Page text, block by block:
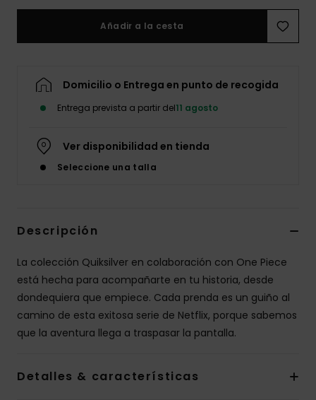
Añadir a la cesta
Domicilio o Entrega en punto de recogida
Entrega prevista a partir del11 agosto
Ver disponibilidad en tienda
Seleccione una talla
Descripción
La colección Quiksilver en colaboración con One Piece
está hecha para acompañarte en tu historia, desde
dondequiera que empiece. Cada prenda es un guiño al
camino de esta exitosa serie de Netflix, porque sabemos
que la aventura llega a traspasar la pantalla.
Detalles & características